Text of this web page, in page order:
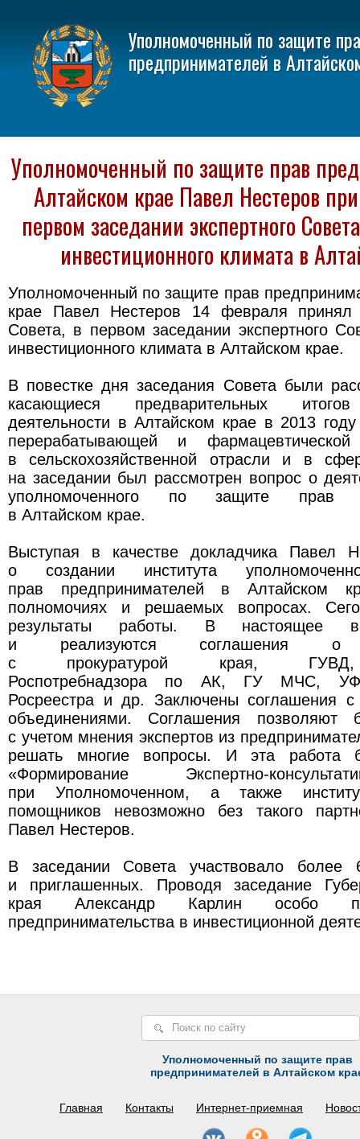
Уполномоченный по защите
предпринимателей в
Уполномоченный по защите прав
Алтайском крае Павел Нестеров
первом заседании экспертного
инвестиционного климата в
Уполномоченный по защите прав
крае Павел Нестеров 14 февраля принял
Совета, в первом заседании экспертного
инвестиционного климата в Алтайском крае.
В повестке дня заседания Совета были
касающиеся предварительных итогов
деятельности в Алтайском крае в 2013
перерабатывающей и
в сельскохозяйственной отрасли и в
на заседании был рассмотрен вопрос о
уполномоченного по защите прав
в Алтайском крае.
Выступая в качестве докладчика Павел
о создании института
прав предпринимателей в Алтайском
полномочиях и решаемых вопросах.
результаты работы. В настоящее
и реализуются соглашения о
с прокуратурой края, ГУВД,
Роспотребнадзора по АК, ГУ МЧС,
Росреестра и др. Заключены соглашения
объединениями. Соглашения позволяют
с учетом мнения экспертов из
решать многие вопросы. И эта работа
«Формирование Экспертно-
при Уполномоченном, а также
помощников невозможно без такого
Павел Нестеров.
В заседании Совета участвовало более
и приглашенных. Проводя заседание
края Александр Карлин особо
предпринимательства в инвестиционной
Уполномоченный по защите прав
предпринимателей в Алтайском
Главная Контакты Интернет-приемная